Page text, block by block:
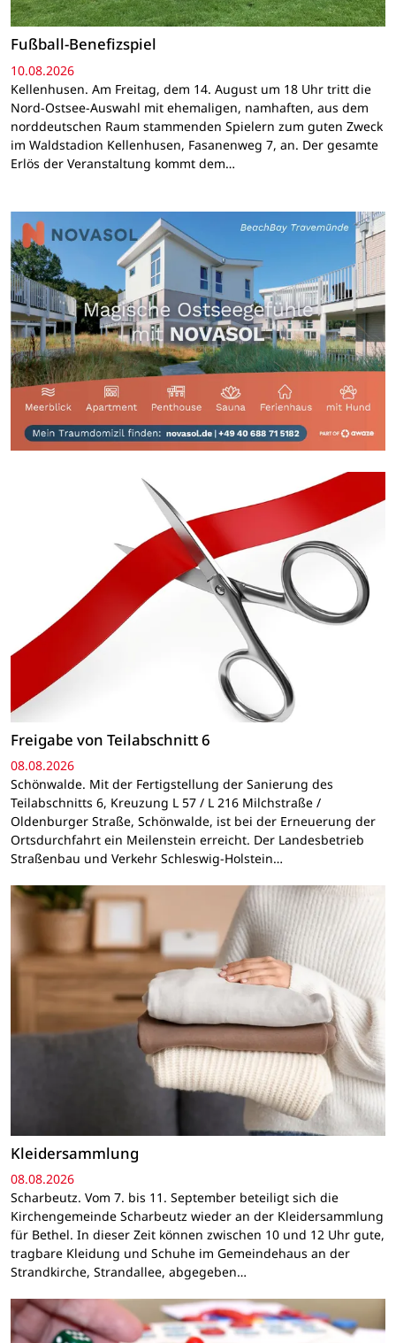
Fußball-Benefizspiel
10.08.2026
Kellenhusen. Am Freitag, dem 14. August um 18 Uhr tritt die
Nord-Ostsee-Auswahl mit ehemaligen, namhaften, aus dem
norddeutschen Raum stammenden Spielern zum guten Zweck
im Waldstadion Kellenhusen, Fasanenweg 7, an. Der gesamte
Erlös der Veranstaltung kommt dem…
Freigabe von Teilabschnitt 6
08.08.2026
Schönwalde. Mit der Fertigstellung der Sanierung des
Teilabschnitts 6, Kreuzung L 57 / L 216 Milchstraße /
Oldenburger Straße, Schönwalde, ist bei der Erneuerung der
Ortsdurchfahrt ein Meilenstein erreicht. Der Landesbetrieb
Straßenbau und Verkehr Schleswig-Holstein…
Kleidersammlung
08.08.2026
Scharbeutz. Vom 7. bis 11. September beteiligt sich die
Kirchengemeinde Scharbeutz wieder an der Kleidersammlung
für Bethel. In dieser Zeit können zwischen 10 und 12 Uhr gute,
tragbare Kleidung und Schuhe im Gemeindehaus an der
Strandkirche, Strandallee, abgegeben…